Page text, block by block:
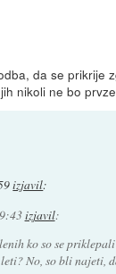
da se prikrije
nikoli ne bo
izjavil:
izjavil:
ko so se
No, so bli najeti,